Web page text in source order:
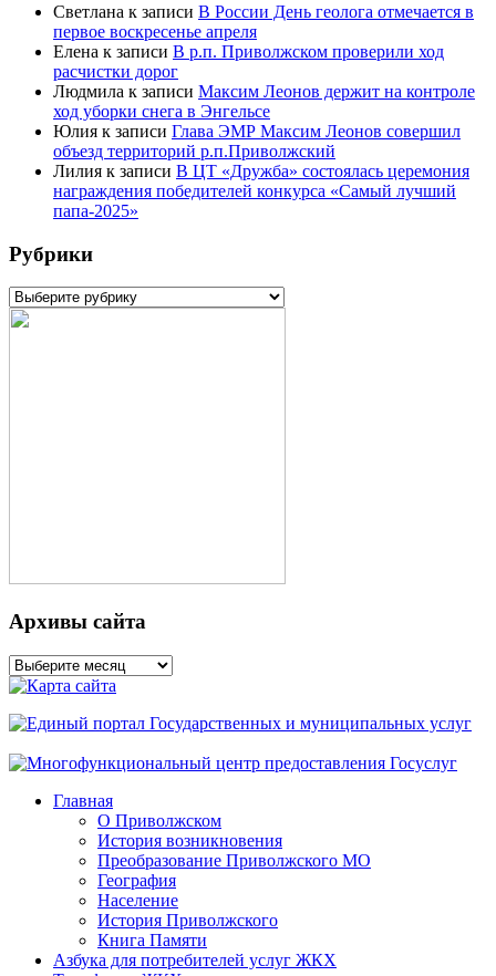
Светлана к записи В России День геолога отмечается в
первое воскресенье апреля
Елена к записи В р.п. Приволжском проверили ход
расчистки дорог
Людмила к записи Максим Леонов держит на контроле
ход уборки снега в Энгельсе
Юлия к записи Глава ЭМР Максим Леонов совершил
объезд территорий р.п.Приволжский
Лилия к записи В ЦТ «Дружба» состоялась церемония
награждения победителей конкурса «Самый лучший
папа-2025»
Рубрики
Рубрики
Архивы сайта
Архивы
сайта
Главная
О Приволжском
История возникновения
Преобразование Приволжского МО
География
Население
История Приволжского
Книга Памяти
Азбука для потребителей услуг ЖКХ